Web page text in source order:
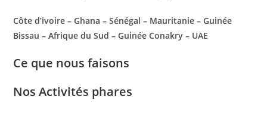
Côte d’ivoire – Ghana – Sénégal – Mauritanie – Guinée
Bissau – Afrique du Sud – Guinée Conakry – UAE
Ce que nous faisons
Nos Activités phares